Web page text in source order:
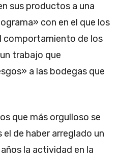
sus productos a una
con en el que los
comportamiento de los
trabajo que
a las bodegas que
que más orgulloso se
de haber arreglado un
la actividad en la